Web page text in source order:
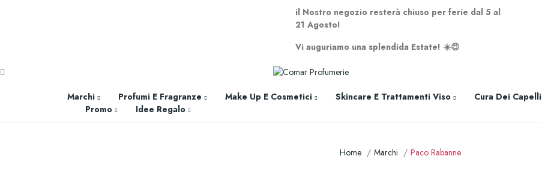
il Nostro negozio resterà chiuso per ferie dal 5 al
21 Agosto!
Vi auguriamo una splendida Estate! ☀️😍
Marchi
Profumi E Fragranze Make Up E Cosmetici Skincare E Trattamenti Viso Cura Dei Capelli
Promo
Idee Regalo
Home Marchi Paco Rabanne